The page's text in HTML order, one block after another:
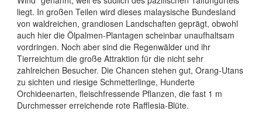
liegt. In großen Teilen wird dieses malaysische Bundesland
von waldreichen, grandiosen Landschaften geprägt, obwohl
auch hier die Ölpalmen-Plantagen scheinbar unaufhaltsam
vordringen. Noch aber sind die Regenwälder und ihr
Tierreichtum die große Attraktion für die nicht sehr
zahlreichen Besucher. Die Chancen stehen gut, Orang-Utans
zu sichten und riesige Schmetterlinge, Hunderte
Orchideenarten, fleischfressende Pflanzen, die fast 1 m
Durchmesser erreichende rote Rafflesia-Blüte.